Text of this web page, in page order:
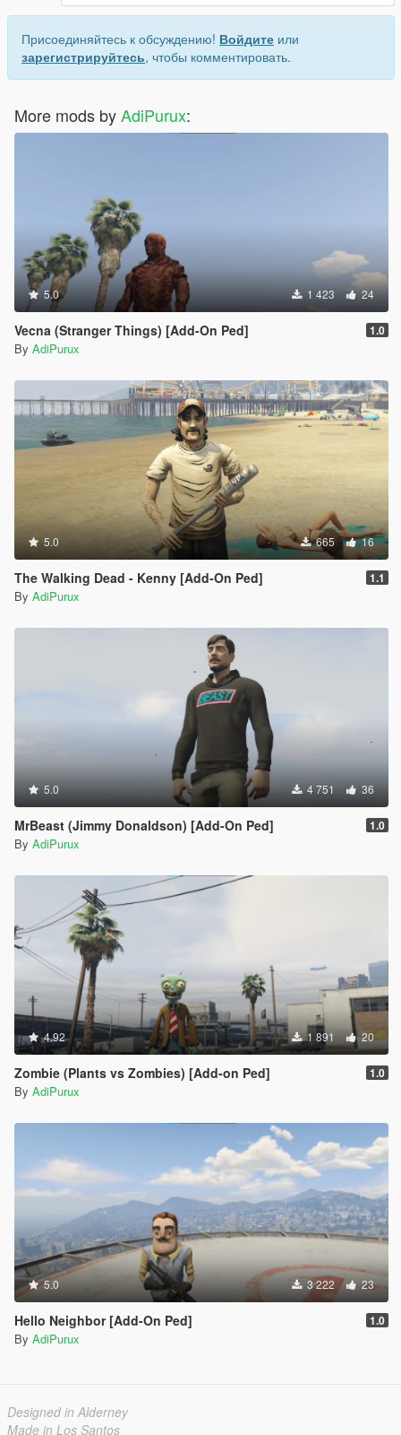
Присоединяйтесь к обсуждению! Войдите или
зарегистрируйтесь, чтобы комментировать.
More mods byAdiPurux:
5.0 1 423 24
Vecna (Stranger Things) [Add-On Ped] 1.0
By AdiPurux
5.0 665 16
The Walking Dead - Kenny [Add-On Ped] 1.1
By AdiPurux
5.0 4 751 36
MrBeast (Jimmy Donaldson) [Add-On Ped] 1.0
By AdiPurux
4.92 1 891 20
Zombie (Plants vs Zombies) [Add-on Ped] 1.0
By AdiPurux
5.0 3 222 23
Hello Neighbor [Add-On Ped] 1.0
By AdiPurux
Designed in Alderney
Made in Los Santos